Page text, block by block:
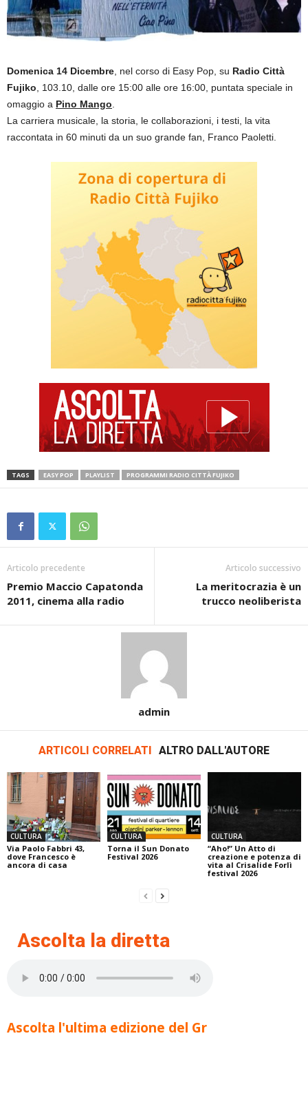
Domenica 14 Dicembre , nel corso di Easy Pop, su Radio Città
Fujiko , 103.10, dalle ore 15:00 alle ore 16:00, puntata speciale in
omaggio a Pino Mango
La carriera musicale, la storia, le collaborazioni, i testi, la vita
raccontata in 60 minuti da un suo grande fan, Franco Paoletti.
TAGS EASY POP PLAYLIST PROGRAMMI RADIO CITTÀ FUJIKO
Articolo precedente
Premio Maccio Capatonda
2011, cinema alla radio
Articolo successivo
La meritocrazia è un
trucco neoliberista
admin
ARTICOLI CORRELATI ALTRO DALL'AUTORE
CULTURA
Via Paolo Fabbri 43,
dove Francesco è
ancora di casa
CULTURA
Torna il Sun Donato
Festival 2026
CULTURA
“Aho!” Un Atto di
creazione e potenza di
vita al Crisalide Forlì
festival 2026
Ascolta la diretta
Ascolta l'ultima edizione del Gr